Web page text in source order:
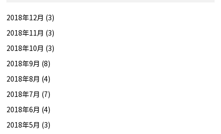
2018年12月 (3)
2018年11月 (3)
2018年10月 (3)
2018年9月 (8)
2018年8月 (4)
2018年7月 (7)
2018年6月 (4)
2018年5月 (3)